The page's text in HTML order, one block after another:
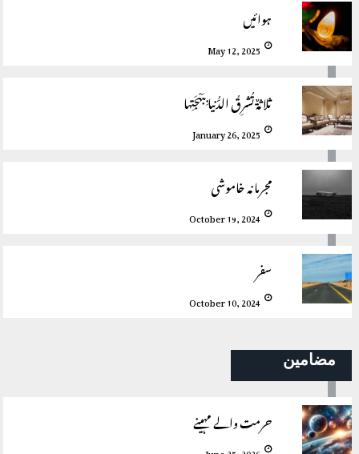
ہوائیں
May 12, 2025
ثلاثةٌ تُشرِقُ الدُّنيا بِبَهْجَتِها
January 26, 2025
مجرمانہ خاموشی
October 19, 2024
سفر
October 10, 2024
مضامین
حرمت والے مہینے